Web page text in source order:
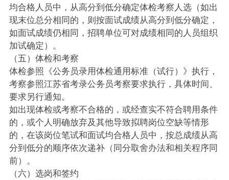
均合格人员中，从高分到低分确定体检考察人选（如出
现末位总分相同的，则按面试成绩从高分到低分确定，
如面试成绩仍相同，招聘单位可对成绩相同的人员组织
加试确定）。
（五）体检和考察
体检参照《公务员录用体检通用标准（试行）》执行，
考察参照江苏省考录公务员考察要求执行，具体时间、
要求另行通知。
如出现体检或考察不合格的，或经查实不符合聘用条件
的，或个人明确放弃及其他导致拟聘岗位空缺等情形
的，在该岗位笔试和面试均合格人员中，按总成绩从高
分到低分的顺序依次递补（同分取舍办法和相关程序同
前）。
（六）选岗和签约